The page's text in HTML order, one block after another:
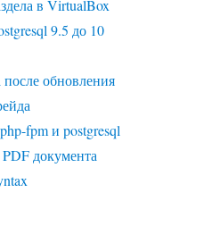
в VirtualBox
9.5 до 10
обновления
fpm и postgresql
документа